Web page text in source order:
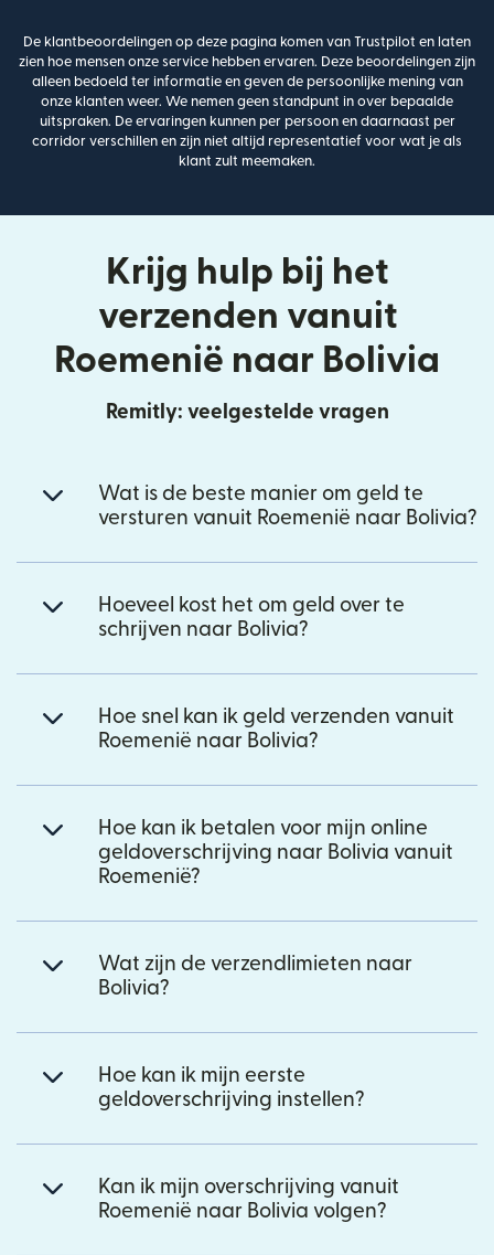
De klantbeoordelingen op deze pagina komen van Trustpilot en laten
zien hoe mensen onze service hebben ervaren. Deze beoordelingen zijn
alleen bedoeld ter informatie en geven de persoonlijke mening van
onze klanten weer. We nemen geen standpunt in over bepaalde
uitspraken. De ervaringen kunnen per persoon en daarnaast per
corridor verschillen en zijn niet altijd representatief voor wat je als
klant zult meemaken.
Krijg hulp bij het
verzenden vanuit
Roemenië naar Bolivia
Remitly: veelgestelde vragen
Wat is de beste manier om geld te
versturen vanuit Roemenië naar Bolivia?
Hoeveel kost het om geld over te
schrijven naar Bolivia?
Hoe snel kan ik geld verzenden vanuit
Roemenië naar Bolivia?
Hoe kan ik betalen voor mijn online
geldoverschrijving naar Bolivia vanuit
Roemenië?
Wat zijn de verzendlimieten naar
Bolivia?
Hoe kan ik mijn eerste
geldoverschrijving instellen?
Kan ik mijn overschrijving vanuit
Roemenië naar Bolivia volgen?